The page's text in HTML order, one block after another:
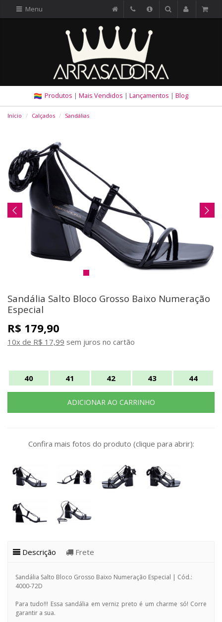
Menu
Produtos | Mais Vendidos | Lançamentos | Blog
Início Calçados Sandálias
Sandália Salto Bloco Grosso Baixo Numeração
Especial
R$ 179,90
10x de R$ 17,99 sem juros no cartão
40 41 42 43 44
Confira mais fotos do produto (clique para abrir):
Descrição Frete
Sandália Salto Bloco Grosso Baixo Numeração Especial | Cód.:
4000-72D
Para tudo!!! Essa sandália em verniz preto é um charme só! Corre
garantir a sua.